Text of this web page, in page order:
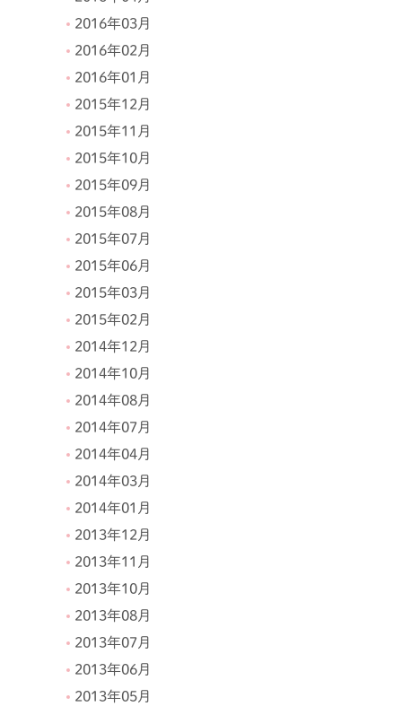
2016年03月
2016年02月
2016年01月
2015年12月
2015年11月
2015年10月
2015年09月
2015年08月
2015年07月
2015年06月
2015年03月
2015年02月
2014年12月
2014年10月
2014年08月
2014年07月
2014年04月
2014年03月
2014年01月
2013年12月
2013年11月
2013年10月
2013年08月
2013年07月
2013年06月
2013年05月